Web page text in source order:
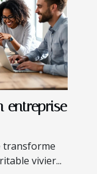
entreprise
transforme
vivier...